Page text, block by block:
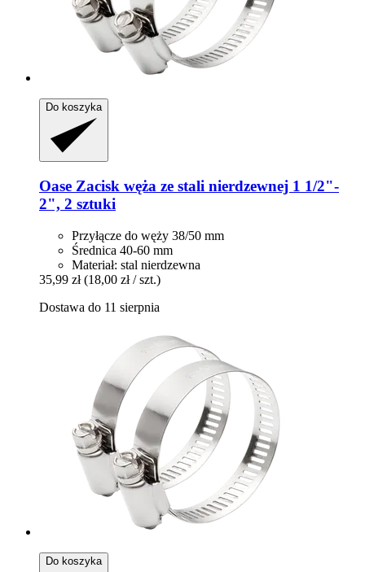
Do koszyka
Oase Zacisk węża ze stali nierdzewnej 1 1/2"-​
2", 2 sztuki
Przyłącze do węży 38/50 mm
Średnica 40-60 mm
Materiał: stal nierdzewna
35,99 zł (18,00 zł / szt.)
Dostawa do 11 sierpnia
Do koszyka